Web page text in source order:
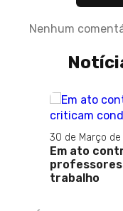
Nenhum
30 de Março
Em ato
trabalho